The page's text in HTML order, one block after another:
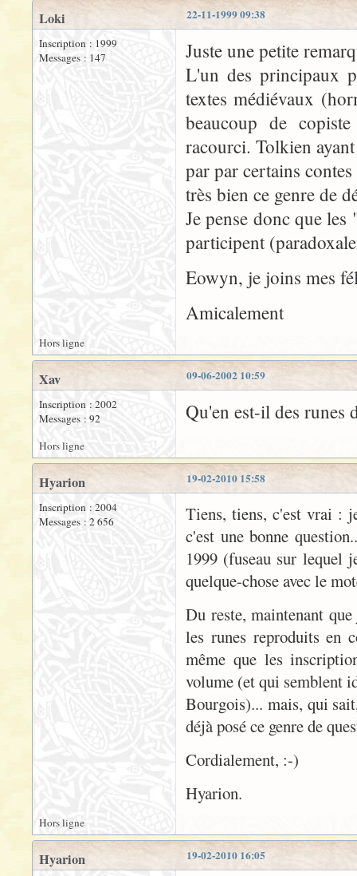
22-11-1999 09:38
Loki
Inscription : 1999
Messages : 147
Juste une petite
L'un des principaux
textes médiévaux
beaucoup de
racourci. Tolkien
par par certains
très bien ce genre de
Je pense donc que
participent
Eowyn, je joins mes
Amicalement
Hors ligne
09-06-2002 10:59
Xav
Inscription : 2002
Messages : 92
Qu'en est-il des runes
Hors ligne
19-02-2010 15:58
Hyarion
Inscription : 2004
Messages : 2 656
Tiens, tiens, c'est vrai :
c'est une bonne
1999 (fuseau sur lequel
quelque-chose avec le
Du reste, maintenant
les runes reproduits en
même que les
volume (et qui semblent
Bourgois)... mais, qui
déjà posé ce genre de
Cordialement, :-)
Hyarion.
Hors ligne
19-02-2010 16:05
Hyarion